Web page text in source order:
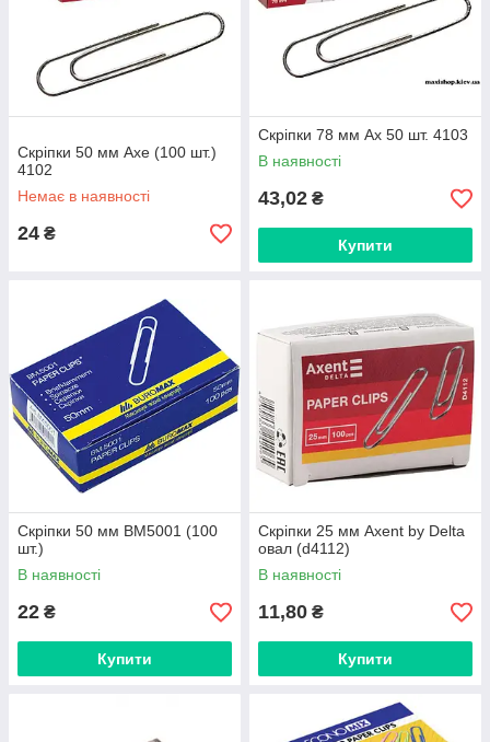
Скріпки 50 мм Axe (100 шт.)
4102
Немає в наявності
24 ₴
Скріпки 78 мм Ах 50 шт. 4103
В наявності
43,02 ₴
Купити
Скріпки 50 мм BM5001 (100
шт.)
В наявності
22 ₴
Купити
Скріпки 25 мм Axent by Delta
овал (d4112)
В наявності
11,80 ₴
Купити